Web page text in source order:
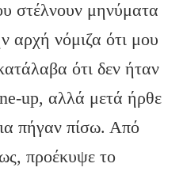
στέλνουν μηνύματα
αρχή νόμιζα ότι μου
ότι δεν ήταν
up, αλλά μετά ήρθε
πήγαν πίσω. Από
προέκυψε το